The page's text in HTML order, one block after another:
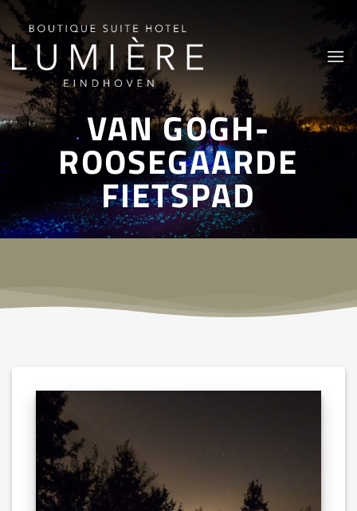
Ga
naar
inhoud
VAN GOGH-
ROOSEGAARDE
FIETSPAD